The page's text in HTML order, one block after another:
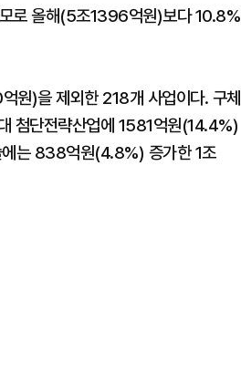
로 올해(5조1396억원)보다 10.8%
원)을 제외한 218개 사업이다. 구체
첨단전략산업에 1581억원(14.4%)
에는 838억원(4.8%) 증가한 1조